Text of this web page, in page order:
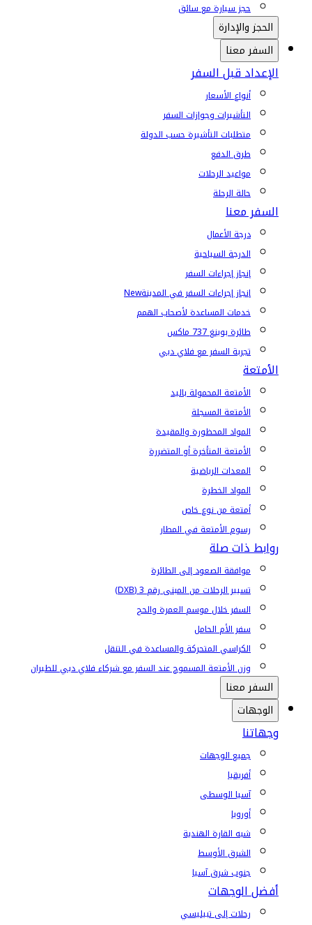
حجز سيارة مع سائق
الحجز والإدارة
السفر معنا
الإعداد قبل السفر
أنواع الأسعار
التأشيرات وجوازات السفر
متطلبات التأشيرة حسب الدولة
طرق الدفع
مواعيد الرحلات
حالة الرحلة
السفر معنا
درجة الأعمال
الدرجة السياحية
إنجاز إجراءات السفر
إنجاز إجراءات السفر في المدينةNew
خدمات المساعدة لأصحاب الهمم
طائرة بوينغ 737 ماكس
تجربة السفر مع فلاي دبي
الأمتعة
الأمتعة المحمولة باليد
الأمتعة المسجلة
المواد المحظورة والمقيدة
الأمتعة المتأخرة أو المتضررة
المعدات الرياضية
المواد الخطرة
أمتعة من نوع خاص
رسوم الأمتعة في المطار
روابط ذات صلة
موافقة الصعود إلى الطائرة
تسيير الرحلات من المبنى رقم 3 (DXB)
السفر خلال موسم العمرة والحج
سفر الأم الحامل
الكراسي المتحركة والمساعدة في التنقل
وزن الأمتعة المسموح عند السفر مع شركاء فلاي دبي للطيران
السفر معنا
الوجهات
وجهاتنا
جميع الوجهات
أفريقيا
آسيا الوسطى
أوروبا
شبه القارة الهندية
الشرق الأوسط
جنوب شرق آسيا
أفضل الوجهات
رحلات إلى تبيليسي